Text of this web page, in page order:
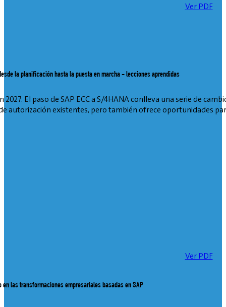
Ver PDF
la planificación hasta la puesta en marcha - lecciones aprendidas
El paso de SAP ECC a S/4HANA conlleva una serie de
autorización existentes, pero también ofrece oportunidades
Ver PDF
las transformaciones empresariales basadas en SAP